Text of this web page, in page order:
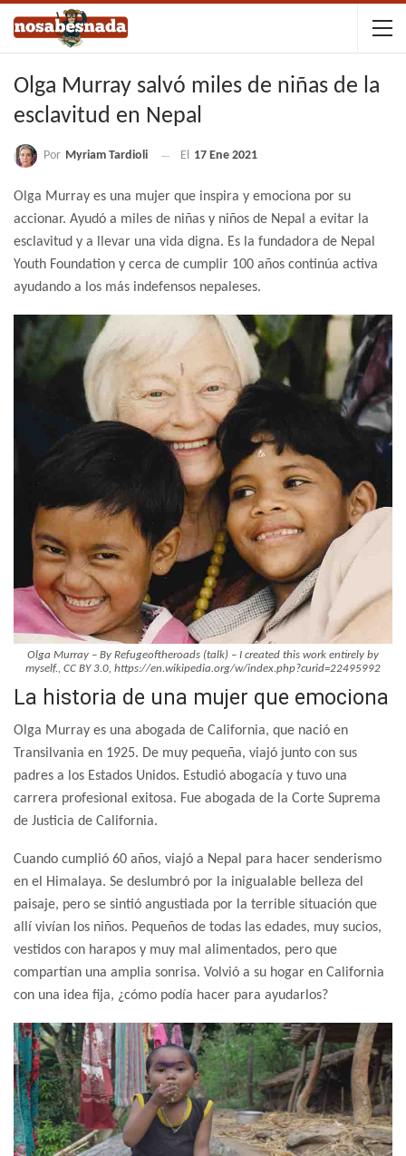
Olga Murray salvó miles de niñas de la
esclavitud en Nepal
Por Myriam Tardioli El 17 Ene 2021
Olga Murray es una mujer que inspira y emociona por su
accionar. Ayudó a miles de niñas y niños de Nepal a evitar la
esclavitud y a llevar una vida digna. Es la fundadora de Nepal
Youth Foundation y cerca de cumplir 100 años continúa activa
ayudando a los más indefensos nepaleses.
Olga Murray – By Refugeoftheroads (talk) – I created this work entirely by
myself., CC BY 3.0, https://en.wikipedia.org/w/index.php?curid=22495992
La historia de una mujer que emociona
Olga Murray es una abogada de California, que nació en
Transilvania en 1925. De muy pequeña, viajó junto con sus
padres a los Estados Unidos. Estudió abogacía y tuvo una
carrera profesional exitosa. Fue abogada de la Corte Suprema
de Justicia de California.
Cuando cumplió 60 años, viajó a Nepal para hacer senderismo
en el Himalaya. Se deslumbró por la inigualable belleza del
paisaje, pero se sintió angustiada por la terrible situación que
allí vivían los niños. Pequeños de todas las edades, muy sucios,
vestidos con harapos y muy mal alimentados, pero que
compartían una amplia sonrisa. Volvió a su hogar en California
con una idea fija, ¿cómo podía hacer para ayudarlos?